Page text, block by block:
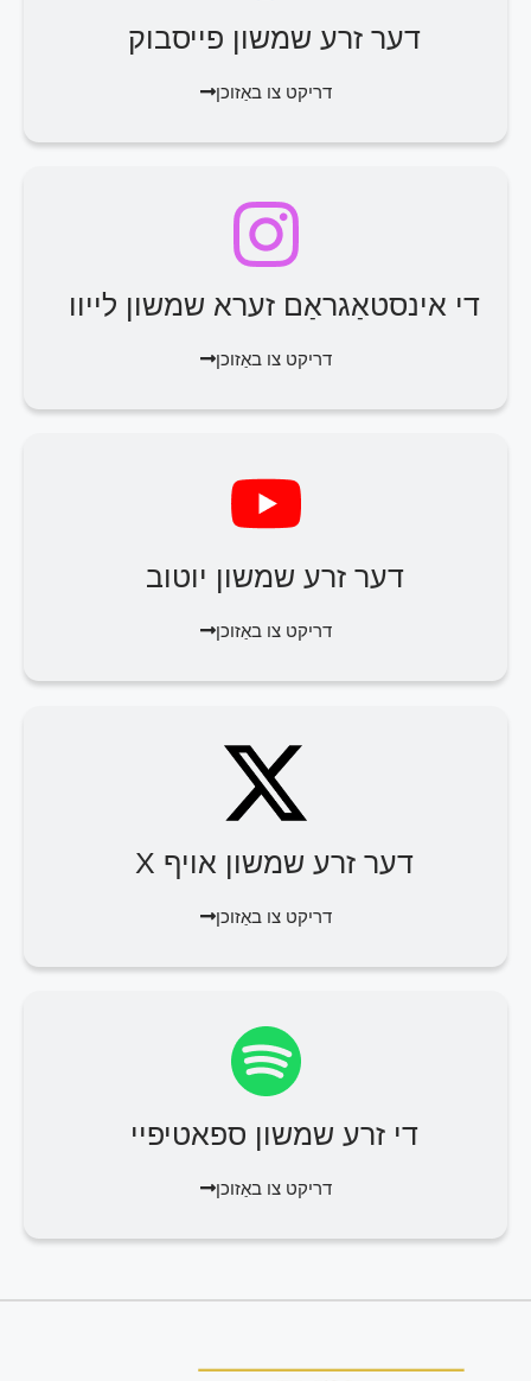
דער זרע שמשון פייסבוק
דריקט צו באַזוכן
די אינסטאַגראַם זערא שמשון לייוו
דריקט צו באַזוכן
דער זרע שמשון יוטוב
דריקט צו באַזוכן
דער זרע שמשון אויף X
דריקט צו באַזוכן
די זרע שמשון ספאטיפיי
דריקט צו באַזוכן